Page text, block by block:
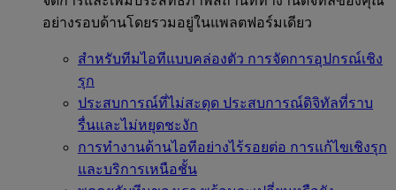
อย่างรอบด้านโดยรวมอยู่ในแพลตฟอร์มเดียว
สำหรับทีมไอทีแบบคล่องตัว การจัดการอุปกรณ์เชิง
รุก
ประสบการณ์ที่ไม่สะดุด ประสบการณ์ดิจิทัลที่ราบ
รื่นและไม่หยุดชะงัก
การทำงานด้านไอทีอย่างไร้รอยต่อ การแก้ไขเชิงรุก
และบริการเหนือชั้น